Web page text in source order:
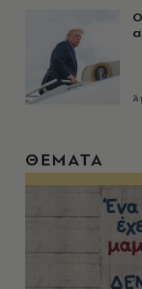
ΘΕΜΑΤΑ